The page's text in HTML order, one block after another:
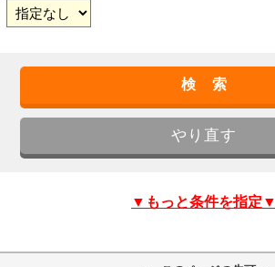
▼もっと条件を指定▼